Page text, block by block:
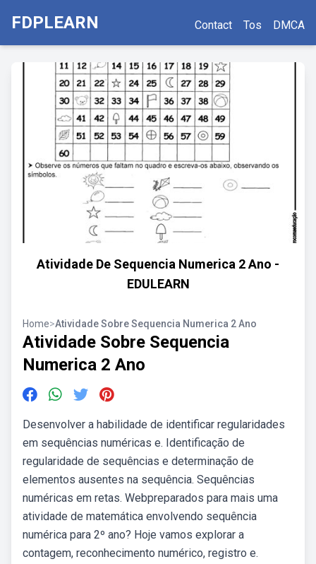
FDPLEARN Contact Tos DMCA
Atividade De Sequencia Numerica 2 Ano -
EDULEARN
Home>Atividade Sobre Sequencia Numerica 2 Ano
Atividade Sobre Sequencia
Numerica 2 Ano
Desenvolver a habilidade de identificar regularidades
em sequências numéricas e. Identificação de
regularidade de sequências e determinação de
elementos ausentes na sequência. Sequências
numéricas em retas. Webpreparados para mais uma
atividade de matemática envolvendo sequência
numérica para 2º ano? Hoje vamos explorar a
contagem, reconhecimento numérico, registro e.